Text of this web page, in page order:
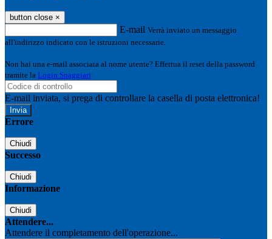
button close ×
E-mail Verrà inviato un messaggio
all'indirizzo indicato con le istruzioni necessarie.
Non hai una e-mail associata al nome utente? Effettua il reset della password
tramite la Login Spaggiari
E-mail inviata, si prega di controllare la casella di posta elettronica!
Errore
Chiudi
Successo
Chiudi
Informazione
Chiudi
Attendere...
Attendere il completamento dell'operazione...